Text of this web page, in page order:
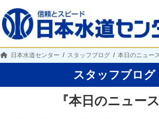
日本水道センター スタッフブログ 本日のニュー
スタッフブログ
『本日のニュース